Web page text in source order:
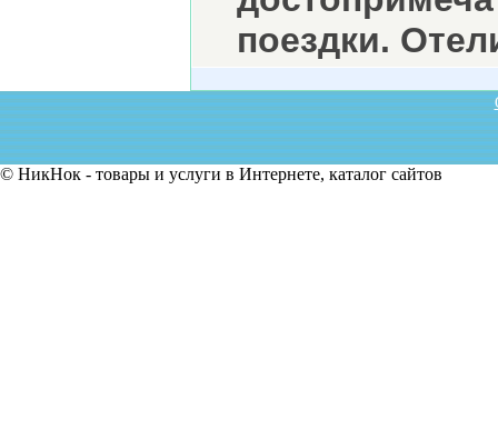
поездки.
© НикНок - товары и услуги в Интернете, каталог сайтов